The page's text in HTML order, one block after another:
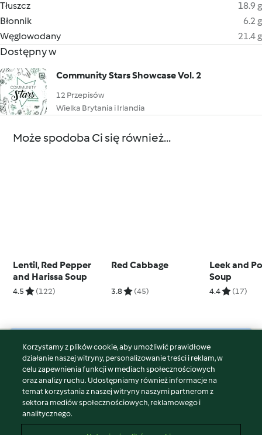
Tłuszcz
18.9 g
Błonnik
6.2 g
Węglowodany
21.4 g
Dostępny w
Community Stars Showcase Vol. 2
12 Przepisów
Wielka Brytania i Irlandia
Może spodoba Ci się również...
Lentil, Red Pepper
and Harissa Soup
4.5 (122)
Red Cabbage
3.8 (45)
Leek and
Soup
4.4 (17)
© Copyright 2026
Warunki korzystania
Polityka prywatności
Disclaimer
Znak wydawcy
Korzystamy z plików cookie, aby umożliwić prawidłowe
działanie naszej witryny, personalizowanie treści i reklam, w
celu zapewnienia funkcji w mediach społecznościowych
oraz analizy ruchu. Udostępniamy również informacje na
temat korzystania z naszej witryny naszymi partnerom z
sektora mediów społecznościowych, reklamowego i
analitycznego.